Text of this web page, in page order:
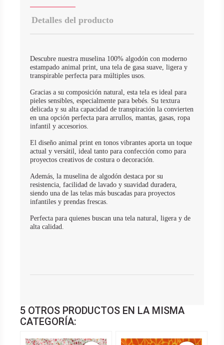
Detalles del producto
Descubre nuestra muselina 100% algodón con moderno
estampado animal print, una tela de gasa suave, ligera y
transpirable perfecta para múltiples usos.
Gracias a su composición natural, esta tela es ideal para
pieles sensibles, especialmente para bebés. Su textura
delicada y su alta capacidad de transpiración la convierten
en una opción perfecta para arrullos, mantas, gasas, ropa
infantil y accesorios.
El diseño animal print en tonos vibrantes aporta un toque
actual y versátil, ideal tanto para confección como para
proyectos creativos de costura o decoración.
Además, la muselina de algodón destaca por su
resistencia, facilidad de lavado y suavidad duradera,
siendo una de las telas más buscadas para proyectos
infantiles y prendas frescas.
Perfecta para quienes buscan una tela natural, ligera y de
alta calidad.
5 OTROS PRODUCTOS EN LA MISMA
CATEGORÍA: